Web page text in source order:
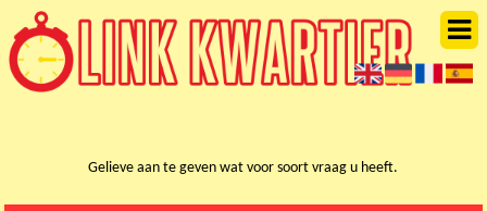
Gelieve aan te geven wat voor soort vraag u heeft.